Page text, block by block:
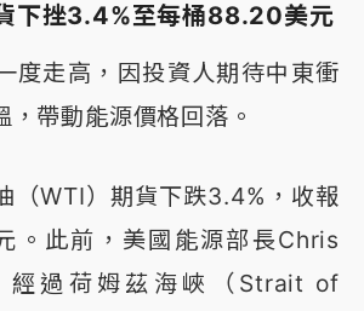
下挫3.4%至每桶88.20美元
度走高，因投資人期待中東衝
，帶動能源價格回落。
（WTI）期貨下跌3.4%，收報
。此前，美國能源部長Chris
經過荷姆茲海峽（Strait of